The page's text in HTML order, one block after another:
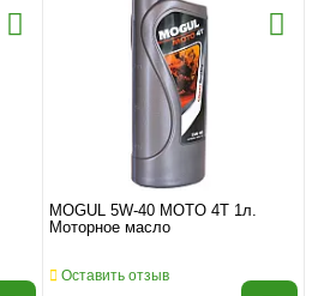
MOGUL 5W-40 MOTO 4T 1л.
Моторное масло
Оставить отзыв